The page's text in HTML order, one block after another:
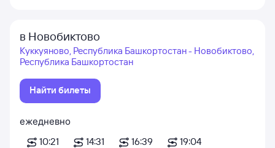
в Новобиктово
Куккуяново, Республика Башкортостан - Новобиктово,
Республика Башкортостан
Найти билеты
ежедневно
10:21
14:31 16:39
19:04